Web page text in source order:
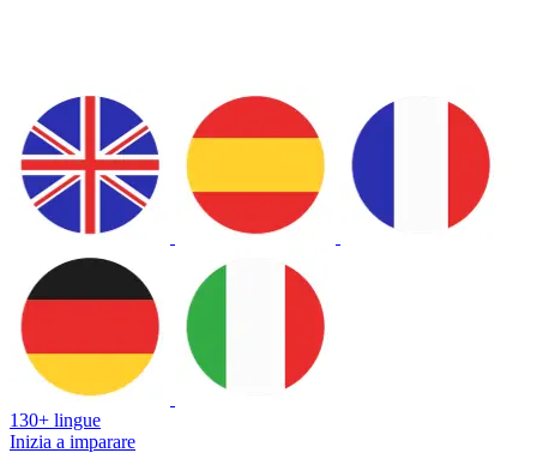
130+ lingue
Inizia a imparare